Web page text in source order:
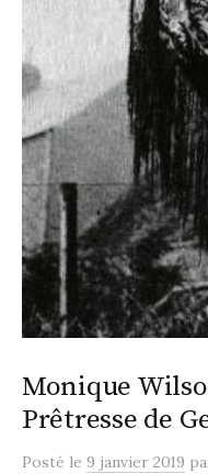
Monique
Prêtresse de
Posté le 9 janvier 2019